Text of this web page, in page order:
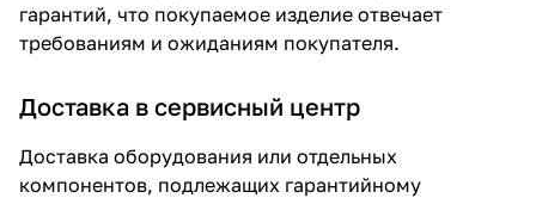
гарантий, что покупаемое изделие отвечает
требованиям и ожиданиям покупателя.
Доставка в сервисный центр
Доставка оборудования или отдельных
компонентов, подлежащих гарантийному